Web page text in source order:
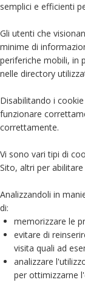
semplici e efficienti
Gli utenti che
minime di
periferiche mobili, in
nelle directory
Disabilitando i
funzionare
correttamente.
Vi sono vari tipi di
Sito, altri per
Analizzandoli in
di:
memorizzare le
evitare di
visita quali ad
analizzare
per ottimizzarne